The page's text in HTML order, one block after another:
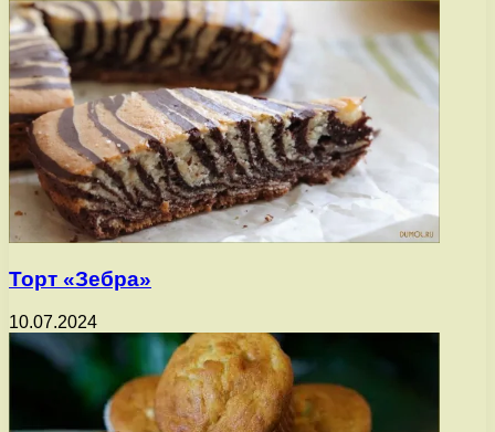
Торт «Зебра»
10.07.2024